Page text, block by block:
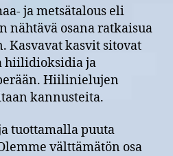
on
välttämätön
osa
ilmastokriisin
ratkaisua
ja metsätalous eli
nähtävä osana ratkaisua
Kasvavat kasvit sitovat
hiilidioksidia ja
Hiilinielujen
kannusteita.
tuottamalla puuta
välttämätön osa